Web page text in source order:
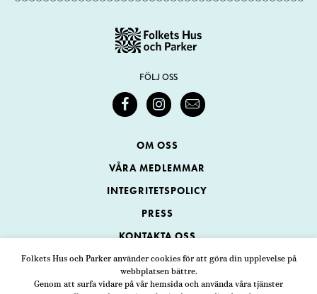
Folkets Hus och Parker använder cookies för att göra din upplevelse på
webbplatsen bättre.
Genom att surfa vidare på vår hemsida och använda våra tjänster
FÖLJ OSS
OM OSS
VÅRA MEDLEMMAR
INTEGRITETSPOLICY
PRESS
KONTAKTA OSS
Folkets Hus och Parker